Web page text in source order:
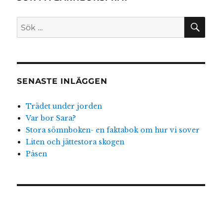
Sök
SENASTE INLÄGGEN
Trädet under jorden
Var bor Sara?
Stora sömnboken- en faktabok om hur vi sover
Liten och jättestora skogen
Påsen